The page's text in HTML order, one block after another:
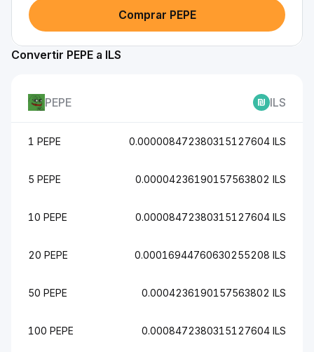
Comprar PEPE
Convertir PEPE a ILS
PEPE ILS
1 PEPE 0.000008472380315127604 ILS
5 PEPE 0.00004236190157563802 ILS
10 PEPE 0.00008472380315127604 ILS
20 PEPE 0.00016944760630255208 ILS
50 PEPE 0.0004236190157563802 ILS
100 PEPE 0.0008472380315127604 ILS